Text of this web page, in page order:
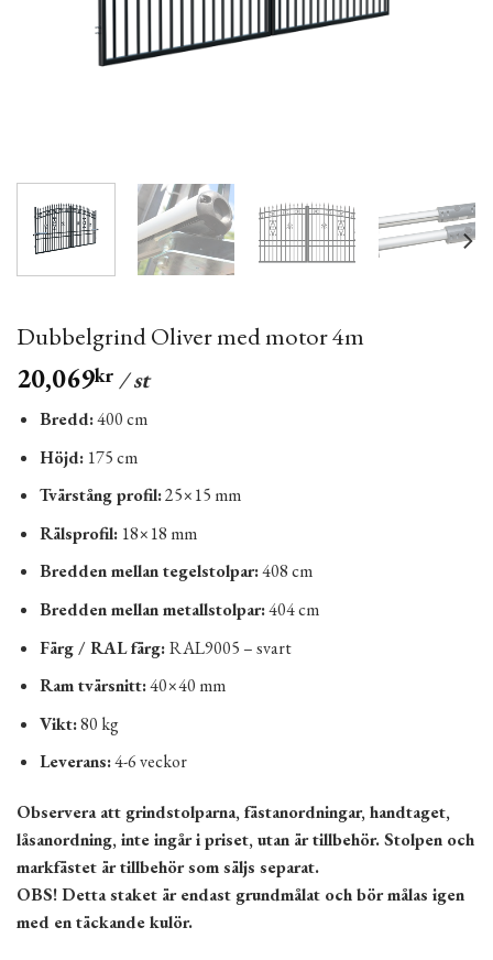
Dubbelgrind Oliver med motor 4m
20,069kr / st
Bredd:400 cm
Höjd:175 cm
Tvärstång profil:25×15 mm
Rälsprofil:18×18 mm
Bredden mellan tegelstolpar:408 cm
Bredden mellan metallstolpar:404 cm
Färg / RAL färg:RAL9005 – svart
Ram tvärsnitt:40×40 mm
Vikt:80 kg
Leverans:4-6 veckor
Observera att grindstolparna, fästanordningar, handtaget,
låsanordning, inte ingår i priset, utan är tillbehör. Stolpen och
markfästet är tillbehör som säljs separat.
OBS! Detta staket är endast grundmålat och bör målas igen
med en täckande kulör.